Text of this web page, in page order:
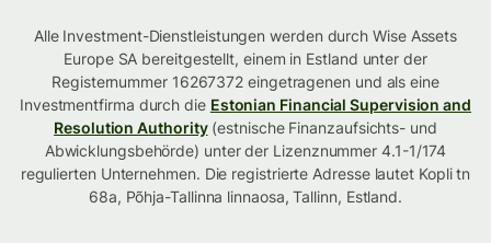
Alle Investment-Dienstleistungen werden durch Wise Assets
Europe SA bereitgestellt, einem in Estland unter der
Registernummer 16267372 eingetragenen und als eine
Investmentfirma durch die Estonian Financial Supervision and
Resolution Authority(estnische Finanzaufsichts- und
Abwicklungsbehörde) unter der Lizenznummer 4.1-1/174
regulierten Unternehmen. Die registrierte Adresse lautet Kopli tn
68a, Põhja-Tallinna linnaosa, Tallinn, Estland.